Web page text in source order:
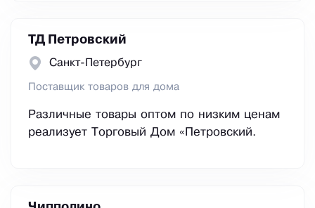
ТД Петровский
Санкт-Петербург
Поставщик товаров для дома
Различные товары оптом по низким ценам
реализует Торговый Дом «Петровский.